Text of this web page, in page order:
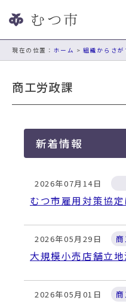
ビ
シ
現在の位置： ホーム >組織からさが
商工労政課
新着情報
2026年07月14日
むつ市雇用対策協
2026年05月29日
大規模小売店舗立地
2026年05月01日